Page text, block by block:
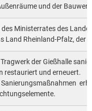
und der
Ministerrates des
Land Rheinland-Pfalz, der
der Gießhalle
restauriert und erneuert.